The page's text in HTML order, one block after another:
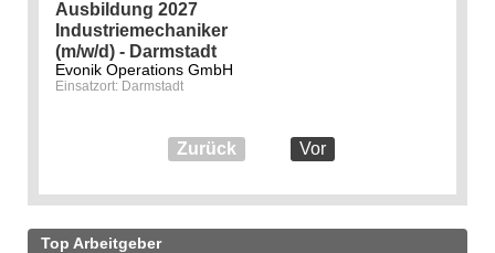
Ausbildung 2027
Industriemechaniker
(m/w/d) - Darmstadt
Evonik Operations GmbH
Einsatzort: Darmstadt
Zurück Vor
Top Arbeitgeber